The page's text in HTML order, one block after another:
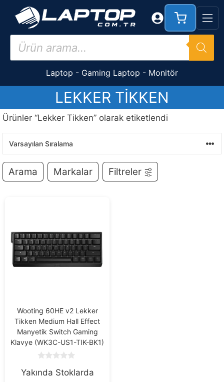
İçeriğe
Products
search
Laptop - Gaming Laptop - Monitör
LEKKER TIKKEN
Ürünler “Lekker Tikken” olarak etiketlendi
Arama Markalar Filtreler
Wooting 60HE v2 Lekker
Tikken Medium Hall Effect
Manyetik Switch Gaming
Klavye (WK3C-US1-TIK-BK1)
o
Yakında Stoklarda